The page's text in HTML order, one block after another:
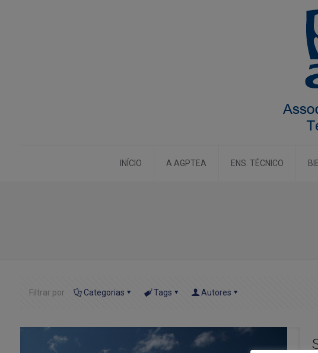
INÍCIO A AGPTEA ENS. TÉCNICO
Filtrar por Categorias Tags Autores